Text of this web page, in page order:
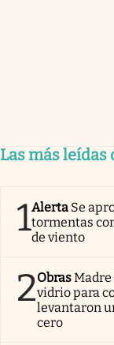
Las más leídas
1Alerta Se
tormentas
de viento
2Obras
vidrio para
levantaron
cero